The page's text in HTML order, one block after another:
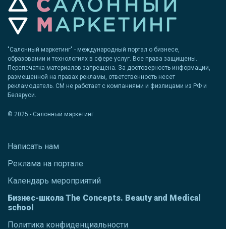
"Салонный маркетинг" - международный портал о бизнесе,
образовании и технологиях в сфере услуг. Все права защищены.
Перепечатка материалов запрещена. За достоверность информации,
размещенной на правах рекламы, ответственность несет
рекламодатель. СМ не работает с компаниями и физлицами из РФ и
Беларуси.
© 2025 - Салонный маркетинг
Написать нам
Реклама на портале
Календарь мероприятий
Бизнес-школа The Concepts. Beauty and Medical
school
Политика конфиденциальности